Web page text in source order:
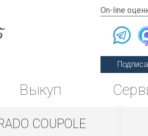
On-line
Выкуп
COUPOLE